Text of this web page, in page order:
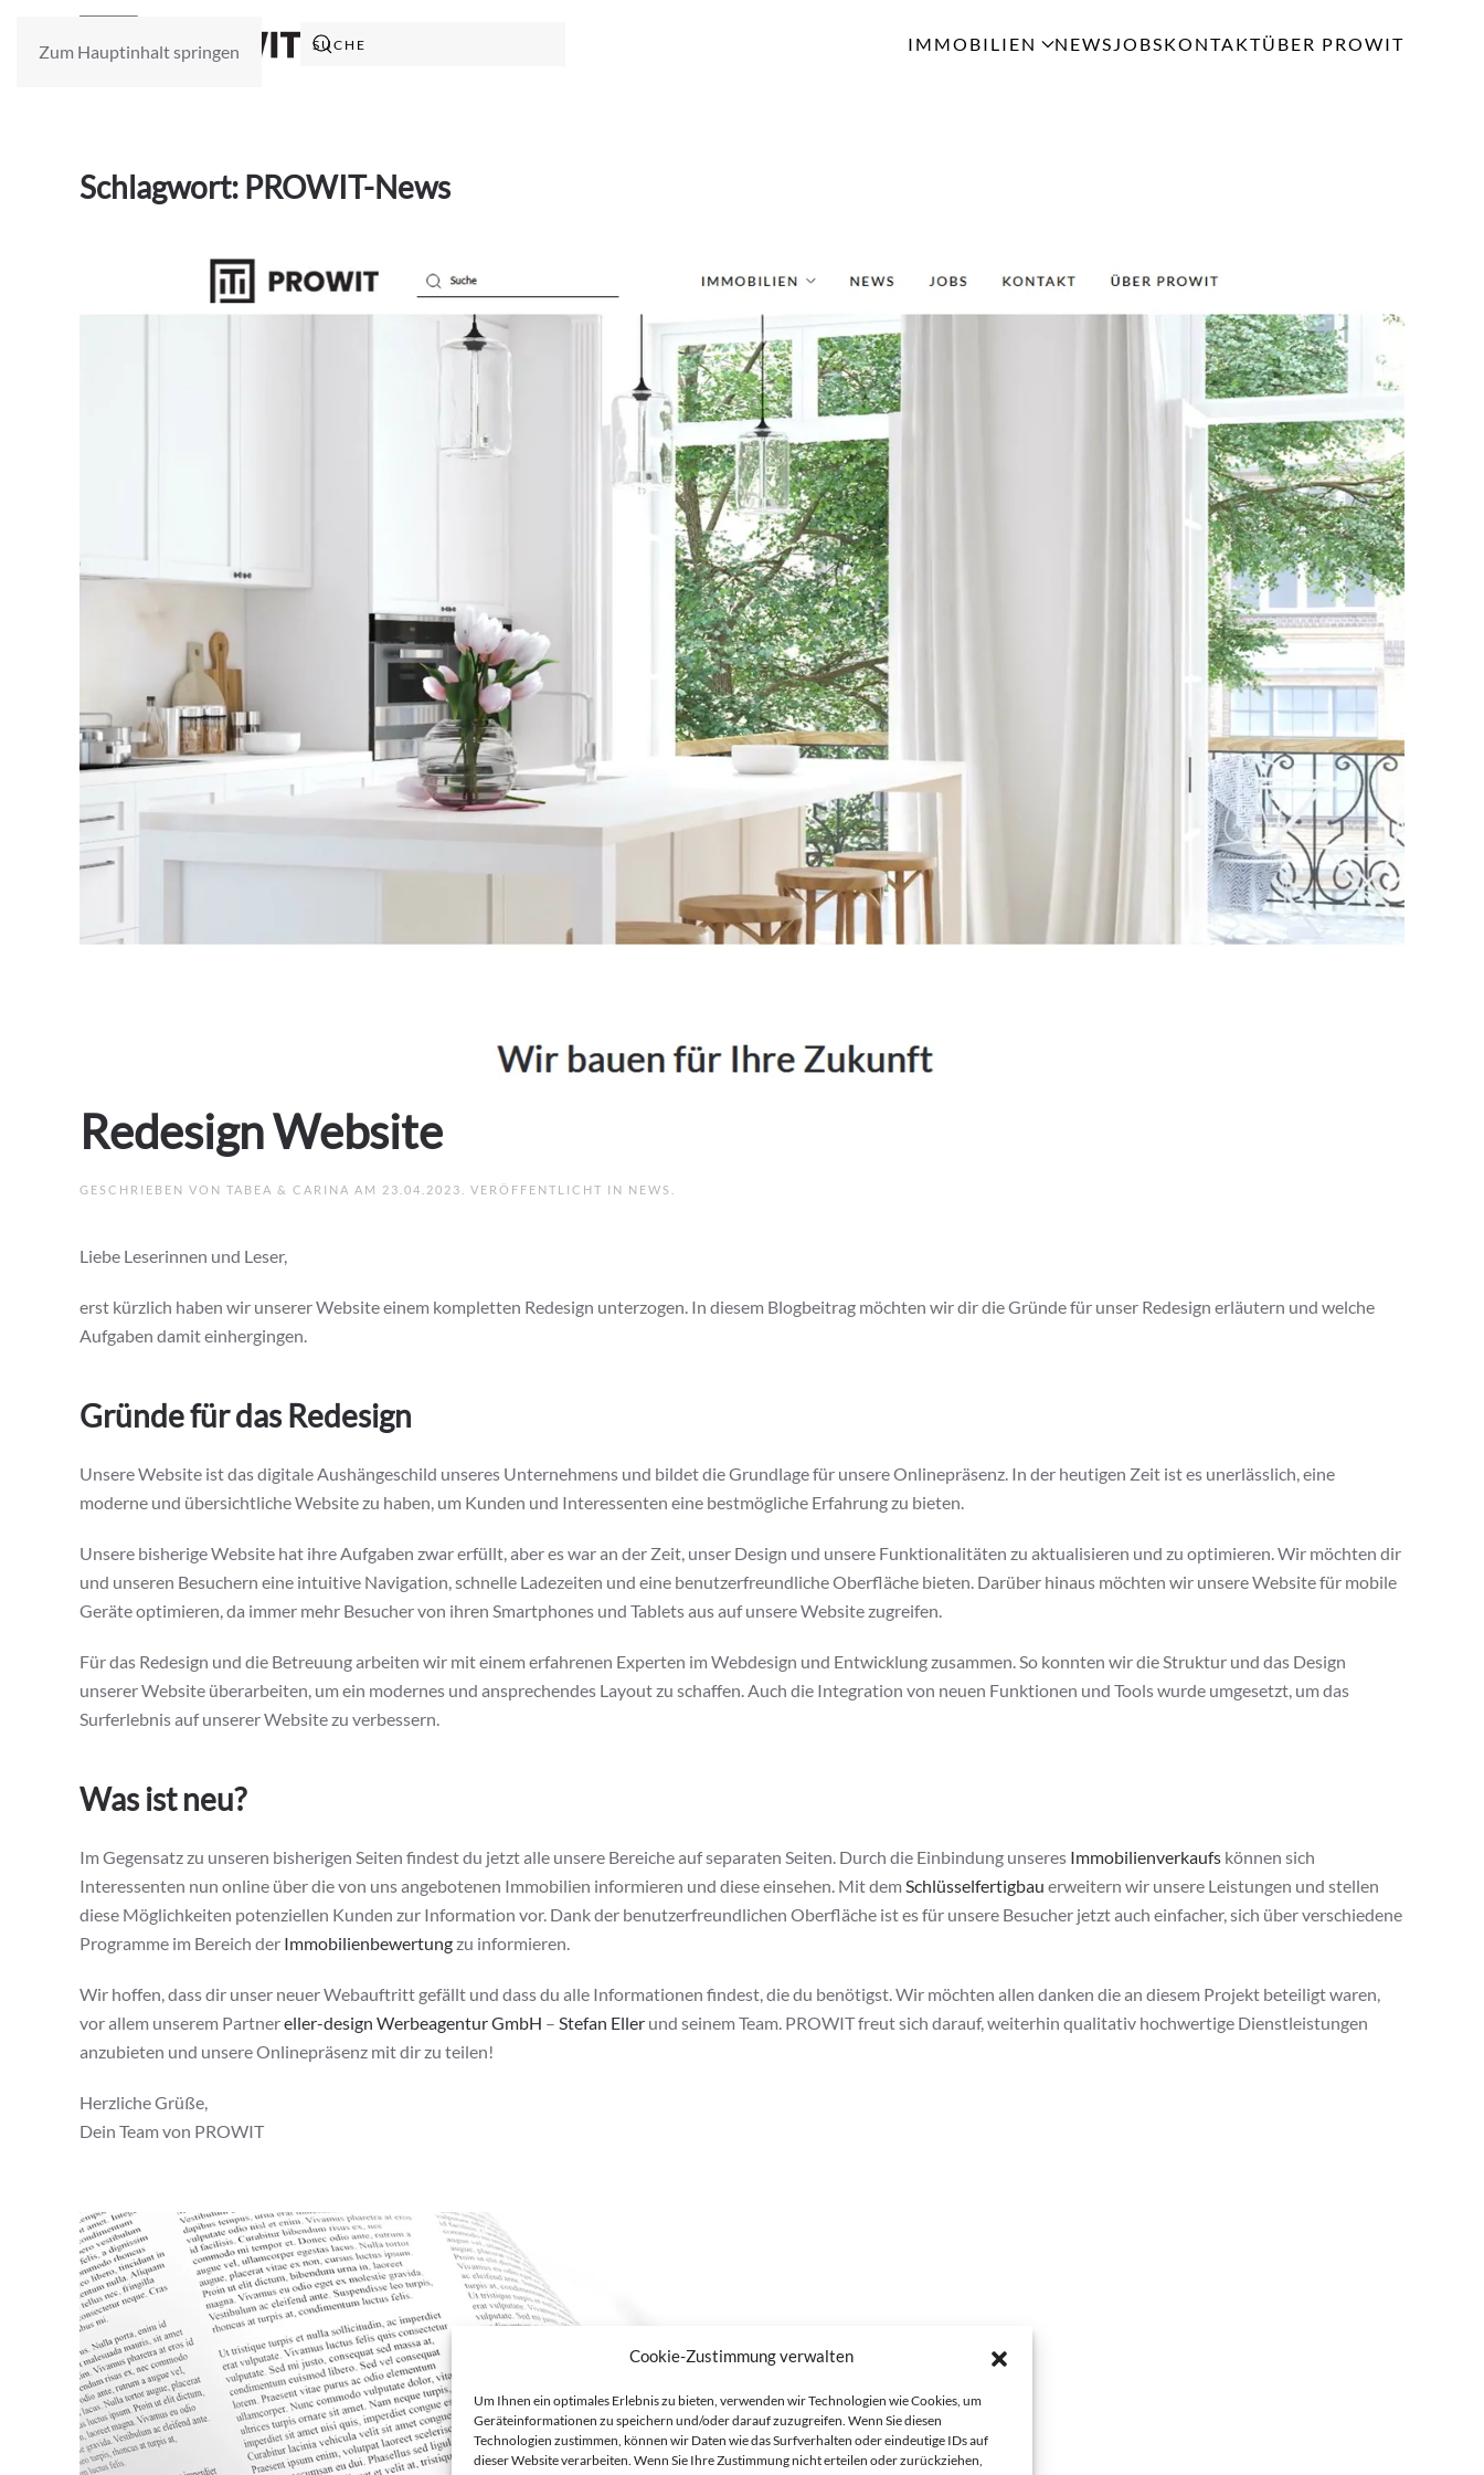
Cookie-Zustimmung verwalten
Um Ihnen ein optimales Erlebnis zu bieten, verwenden wir Technologien wie Cookies, um
Geräteinformationen zu speichern und/oder darauf zuzugreifen. Wenn Sie diesen
Technologien zustimmen, können wir Daten wie das Surfverhalten oder eindeutige IDs auf
dieser Website verarbeiten. Wenn Sie Ihre Zustimmung nicht erteilen oder zurückziehen,
Zum Hauptinhalt springen IMMOBILIEN NEWS JOBSKONTAKTÜBER PROWIT
Schlagwort: PROWIT-News
Redesign Website
GESCHRIEBEN VON TABEA & CARINA AM 23.04.2023 . VERÖFFENTLICHT IN NEWS
Liebe Leserinnen und Leser,
erst kürzlich haben wir unserer Website einem kompletten Redesign unterzogen. In diesem Blogbeitrag möchten wir dir die Gründe für unser Redesign erläutern und welche
Aufgaben damit einhergingen.
Gründe für das Redesign
Unsere Website ist das digitale Aushängeschild unseres Unternehmens und bildet die Grundlage für unsere Onlinepräsenz. In der heutigen Zeit ist es unerlässlich, eine
moderne und übersichtliche Website zu haben, um Kunden und Interessenten eine bestmögliche Erfahrung zu bieten.
Unsere bisherige Website hat ihre Aufgaben zwar erfüllt, aber es war an der Zeit, unser Design und unsere Funktionalitäten zu aktualisieren und zu optimieren. Wir möchten dir
und unseren Besuchern eine intuitive Navigation, schnelle Ladezeiten und eine benutzerfreundliche Oberfläche bieten. Darüber hinaus möchten wir unsere Website für mobile
Geräte optimieren, da immer mehr Besucher von ihren Smartphones und Tablets aus auf unsere Website zugreifen.
Für das Redesign und die Betreuung arbeiten wir mit einem erfahrenen Experten im Webdesign und Entwicklung zusammen. So konnten wir die Struktur und das Design
unserer Website überarbeiten, um ein modernes und ansprechendes Layout zu schaffen. Auch die Integration von neuen Funktionen und Tools wurde umgesetzt, um das
Surferlebnis auf unserer Website zu verbessern.
Was ist neu?
Im Gegensatz zu unseren bisherigen Seiten findest du jetzt alle unsere Bereiche auf separaten Seiten. Durch die Einbindung unseres Immobilienverkaufs können sich
Interessenten nun online über die von uns angebotenen Immobilien informieren und diese einsehen. Mit dem Schlüsselfertigbau erweitern wir unsere Leistungen und stellen
diese Möglichkeiten potenziellen Kunden zur Information vor. Dank der benutzerfreundlichen Oberfläche ist es für unsere Besucher jetzt auch einfacher, sich über verschiedene
Programme im Bereich der Immobilienbewertungzu informieren.
Wir hoffen, dass dir unser neuer Webauftritt gefällt und dass du alle Informationen findest, die du benötigst. Wir möchten allen danken die an diesem Projekt beteiligt waren,
vor allem unserem Partnereller-design Werbeagentur GmbH – Stefan Eller und seinem Team. PROWIT freut sich darauf, weiterhin qualitativ hochwertige Dienstleistungen
anzubieten und unsere Onlinepräsenz mit dir zu teilen!
Herzliche Grüße,
Dein Team von PROWIT